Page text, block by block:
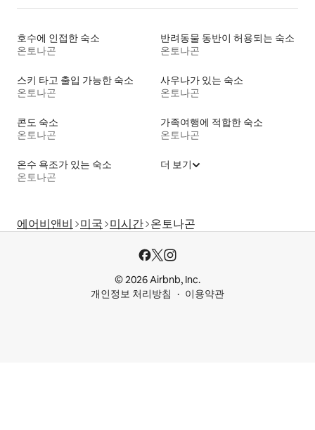
호수에 인접한 숙소
온토나곤
반려동물 동반이 허용되는 숙소
온토나곤
스키 타고 출입 가능한 숙소
온토나곤
사우나가 있는 숙소
온토나곤
콘도 숙소
온토나곤
가족여행에 적합한 숙소
온토나곤
온수 욕조가 있는 숙소
온토나곤
더 보기
에어비앤비 미국 미시간 온토나곤
© 2026 Airbnb, Inc.
개인정보 처리방침
이용약관